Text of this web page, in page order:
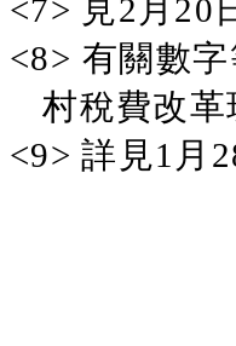
<7> 見2月20
<8> 有關數
村稅費改革
<9> 詳見1月